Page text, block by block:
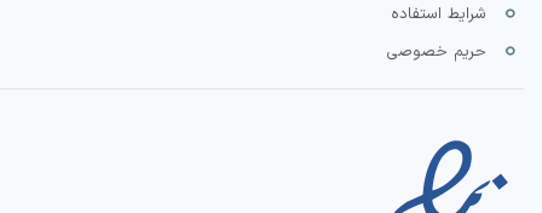
شرایط استفاده
حریم خصوصی